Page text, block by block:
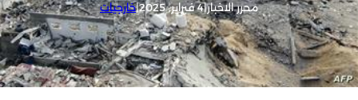
محرر الاخبار|4 فبراير, 2025 |خارجيات